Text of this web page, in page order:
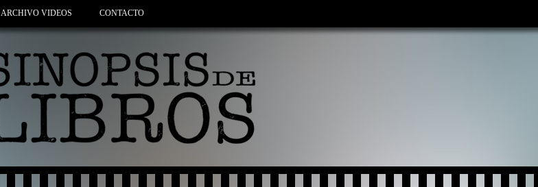
ARCHIVO VIDEOS CONTACTO